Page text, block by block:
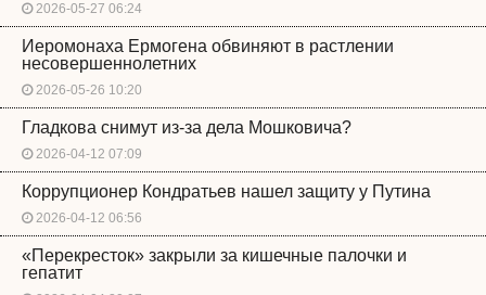
2026-05-27 06:24
Иеромонаха Ермогена обвиняют в растлении
несовершеннолетних
2026-05-26 10:20
Гладкова снимут из-за дела Мошковича?
2026-04-12 07:09
Коррупционер Кондратьев нашел защиту у Путина
2026-04-12 06:56
«Перекресток» закрыли за кишечные палочки и
гепатит